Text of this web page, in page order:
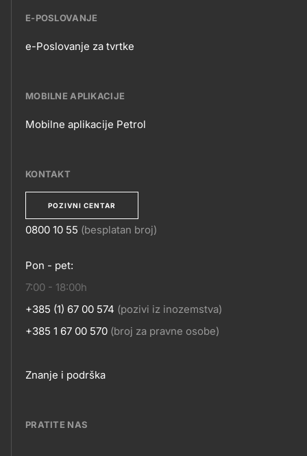
E-POSLOVANJE
POSLOVANJE
e-Poslovanje za tvrtke
MOBILNE APLIKACIJE
APLIKACIJE
Mobilne aplikacije Petrol
KONTAKT
POZIVNI CENTAR
KONTAKT
0800 10 55 (besplatan broj)
Pon - pet:
7:00 - 18:00h
+385 (1) 67 00 574 (pozivi iz inozemstva)
+385 1 67 00 570 (broj za pravne osobe)
Footer
Znanje i podrška
PRATITE NAS